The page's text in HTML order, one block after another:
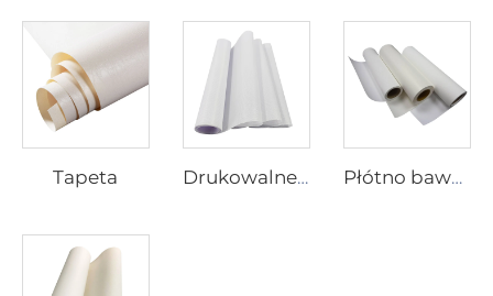
Tapeta Drukowalne Tkaniny Płótno bawełniane